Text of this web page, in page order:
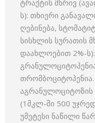
ტრაქტის მხრივ
ს): თხიერი
ღებინება,
სისხლის სურათის
დაახლოებით 2%-
აგრანულოციტოზის
(1მკლ-ში 500
უმეტესი ნაწილი